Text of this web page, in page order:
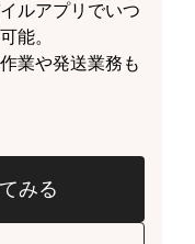
ルアプリでいつ
能。
業や発送業務も
みる